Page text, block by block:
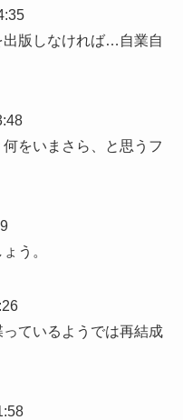
出版しなければ…自業自
をいまさら、と思うフ
う。
ているようでは再結成